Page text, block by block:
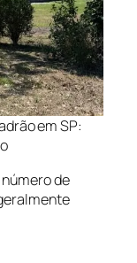
em SP:
de